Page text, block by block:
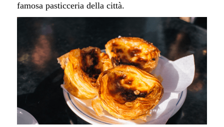
famosa pasticceria della città.